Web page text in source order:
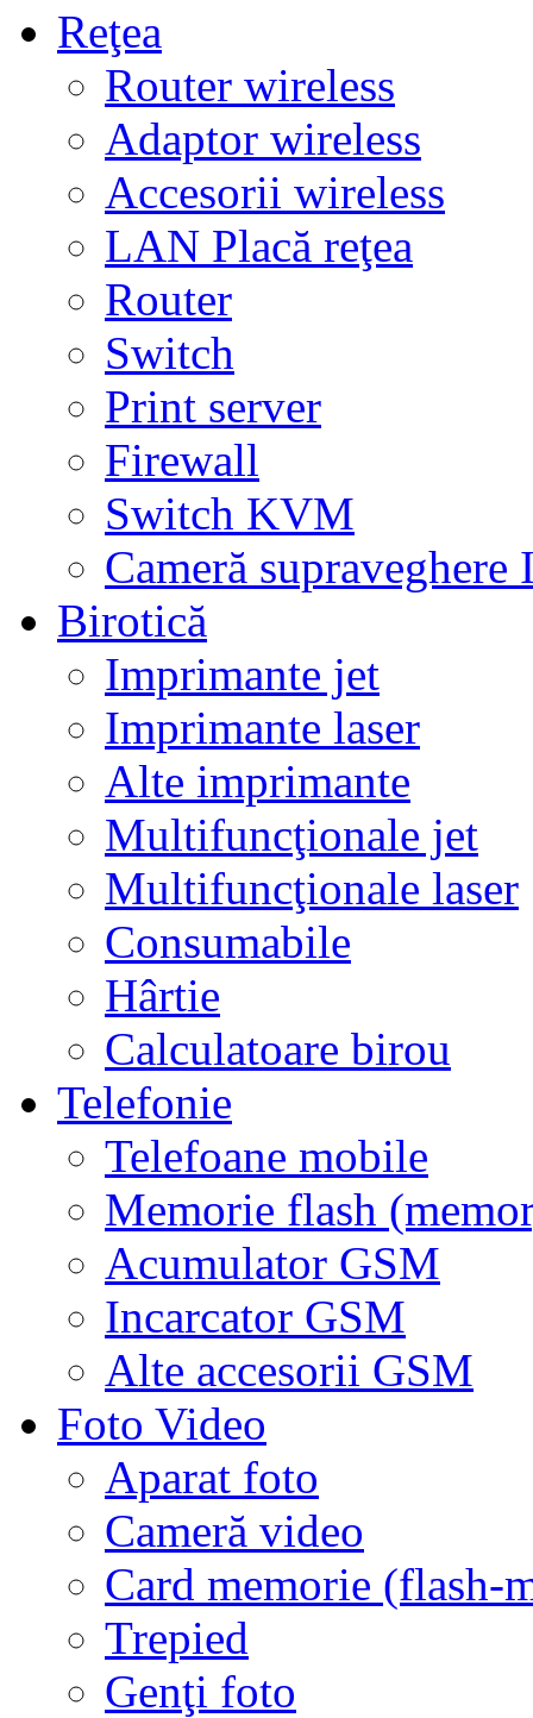
Reţea
Router wireless
Adaptor wireless
Accesorii wireless
LAN Placă reţea
Router
Switch
Print server
Firewall
Switch KVM
Cameră supraveghere
Birotică
Imprimante jet
Imprimante laser
Alte imprimante
Multifuncţionale jet
Multifuncţionale laser
Consumabile
Hârtie
Calculatoare birou
Telefonie
Telefoane mobile
Memorie flash
Acumulator GSM
Incarcator GSM
Alte accesorii GSM
Foto Video
Aparat foto
Cameră video
Card memorie (flash-
Trepied
Genţi foto